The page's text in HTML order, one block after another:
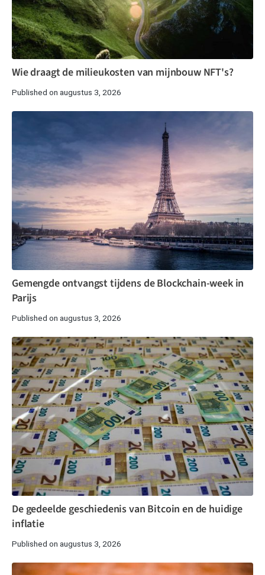
Wie draagt de milieukosten van mijnbouw NFT's?
Published on augustus 3, 2026
Gemengde ontvangst tijdens de Blockchain-week in
Parijs
Published on augustus 3, 2026
De gedeelde geschiedenis van Bitcoin en de huidige
inflatie
Published on augustus 3, 2026